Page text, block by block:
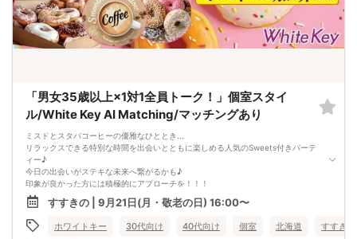
「男女35歳以上×1対1全員トーク！」個室スタイ
ル/White Key AI Matching/マッチングあり
ミスドとスタバコーヒーの優雅なひととき...
リラックスできる特別な時間を出会いとともに楽しめる人気のSweets付きパーテ
ィー♪
今日の出会いがステキな未来へ繋がるかも♪
印象が良かった方には積極的にアプローチを！！！
★★スイーツ＆ドリンクメニュー★★
◇ミスド（人気商品が食べられる！）
◇スタバコーヒー
◇ウーロン茶
すすきの | 9月21日(月・敬老の日) 16:00〜
ホワイトキー 30代向け 40代向け 個室 北海道 すすきの